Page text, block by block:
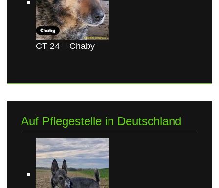
CT 24 – Chaby
Auf Pflegestelle in Deutschland